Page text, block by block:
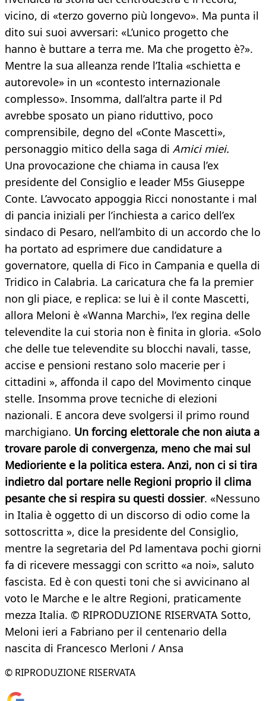
vicino, di «terzo governo più longevo». Ma punta il
dito sui suoi avversari: «L’unico progetto che
hanno è buttare a terra me. Ma che progetto è?».
Mentre la sua alleanza rende l’Italia «schietta e
autorevole» in un «contesto internazionale
complesso». Insomma, dall’altra parte il Pd
avrebbe sposato un piano riduttivo, poco
comprensibile, degno del «Conte Mascetti»,
personaggio mitico della saga di Amici miei.
Una provocazione che chiama in causa l’ex
presidente del Consiglio e leader M5s Giuseppe
Conte. L’avvocato appoggia Ricci nonostante i mal
di pancia iniziali per l’inchiesta a carico dell’ex
sindaco di Pesaro, nell’ambito di un accordo che lo
ha portato ad esprimere due candidature a
governatore, quella di Fico in Campania e quella di
Tridico in Calabria. La caricatura che fa la premier
non gli piace, e replica: se lui è il conte Mascetti,
allora Meloni è «Wanna Marchi», l’ex regina delle
televendite la cui storia non è finita in gloria. «Solo
che delle tue televendite su blocchi navali, tasse,
accise e pensioni restano solo macerie per i
cittadini », affonda il capo del Movimento cinque
stelle. Insomma prove tecniche di elezioni
nazionali. E ancora deve svolgersi il primo round
marchigiano. Un forcing elettorale che non aiuta a
trovare parole di convergenza, meno che mai sul
Medioriente e la politica estera. Anzi, non ci si tira
indietro dal portare nelle Regioni proprio il clima
pesante che si respira su questi dossier. «Nessuno
in Italia è oggetto di un discorso di odio come la
sottoscritta », dice la presidente del Consiglio,
mentre la segretaria del Pd lamentava pochi giorni
fa di ricevere messaggi con scritto «a noi», saluto
fascista. Ed è con questi toni che si avvicinano al
voto le Marche e le altre Regioni, praticamente
mezza Italia. © RIPRODUZIONE RISERVATA Sotto,
Meloni ieri a Fabriano per il centenario della
nascita di Francesco Merloni / Ansa
© RIPRODUZIONE RISERVATA